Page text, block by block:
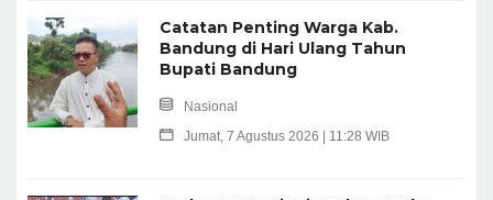
Catatan Penting Warga Kab.
Bandung di Hari Ulang Tahun
Bupati Bandung
Nasional
Jumat, 7 Agustus 2026 | 11:28 WIB